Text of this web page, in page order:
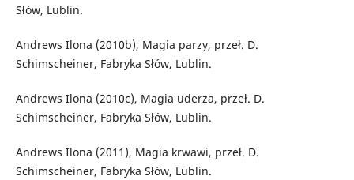
Słów, Lublin.
Andrews Ilona (2010b), Magia parzy, przeł. D.
Schimscheiner, Fabryka Słów, Lublin.
Andrews Ilona (2010c), Magia uderza, przeł. D.
Schimscheiner, Fabryka Słów, Lublin.
Andrews Ilona (2011), Magia krwawi, przeł. D.
Schimscheiner, Fabryka Słów, Lublin.